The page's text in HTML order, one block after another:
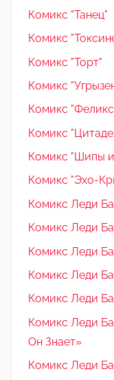
Комикс "Танец"
Комикс
Комикс "Торт"
Комикс
Комикс
Комикс
Комикс "Шипы
Комикс "Эхо-
Комикс Леди
Комикс Леди
Комикс Леди
Комикс Леди
Комикс Леди
Комикс Леди
Он Знает»
Комикс Леди